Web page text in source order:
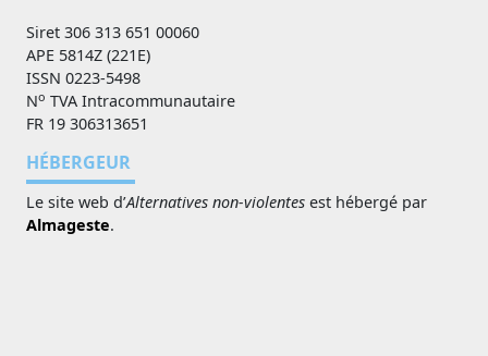
Siret 306 313 651 00060
APE 5814Z (221E)
ISSN 0223-5498
No TVA Intracommunautaire
FR 19 306313651
HÉBERGEUR
Le site web d’Alternatives non-violentes est hébergé par
Almageste.